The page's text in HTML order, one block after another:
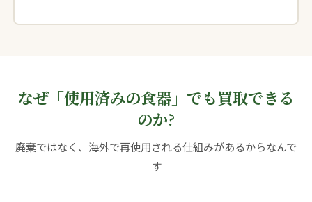
なぜ「使用済みの食器」でも買取できる
のか?
廃棄ではなく、海外で再使用される仕組みがあるからなんで
す